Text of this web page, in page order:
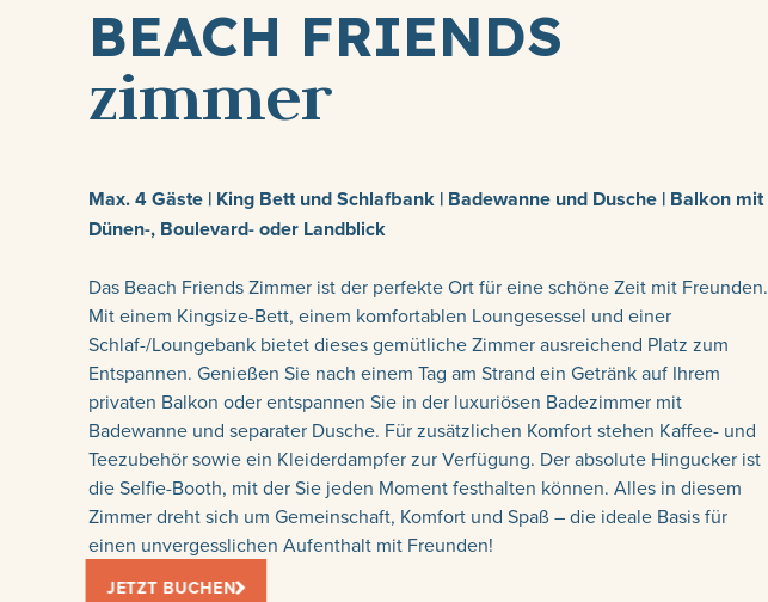
BEACH FRIENDS
zimmer
Max. 4 Gäste | King Bett und Schlafbank | Badewanne und Dusche | Balkon mit
Dünen-, Boulevard- oder Landblick
Das Beach Friends Zimmer ist der perfekte Ort für eine schöne Zeit mit Freunden.
Mit einem Kingsize-Bett, einem komfortablen Loungesessel und einer
Schlaf-/Loungebank bietet dieses gemütliche Zimmer ausreichend Platz zum
Entspannen. Genießen Sie nach einem Tag am Strand ein Getränk auf Ihrem
privaten Balkon oder entspannen Sie in der luxuriösen Badezimmer mit
Badewanne und separater Dusche. Für zusätzlichen Komfort stehen Kaffee- und
Teezubehör sowie ein Kleiderdampfer zur Verfügung. Der absolute Hingucker ist
die Selfie-Booth, mit der Sie jeden Moment festhalten können. Alles in diesem
Zimmer dreht sich um Gemeinschaft, Komfort und Spaß – die ideale Basis für
einen unvergesslichen Aufenthalt mit Freunden!
JETZT BUCHEN